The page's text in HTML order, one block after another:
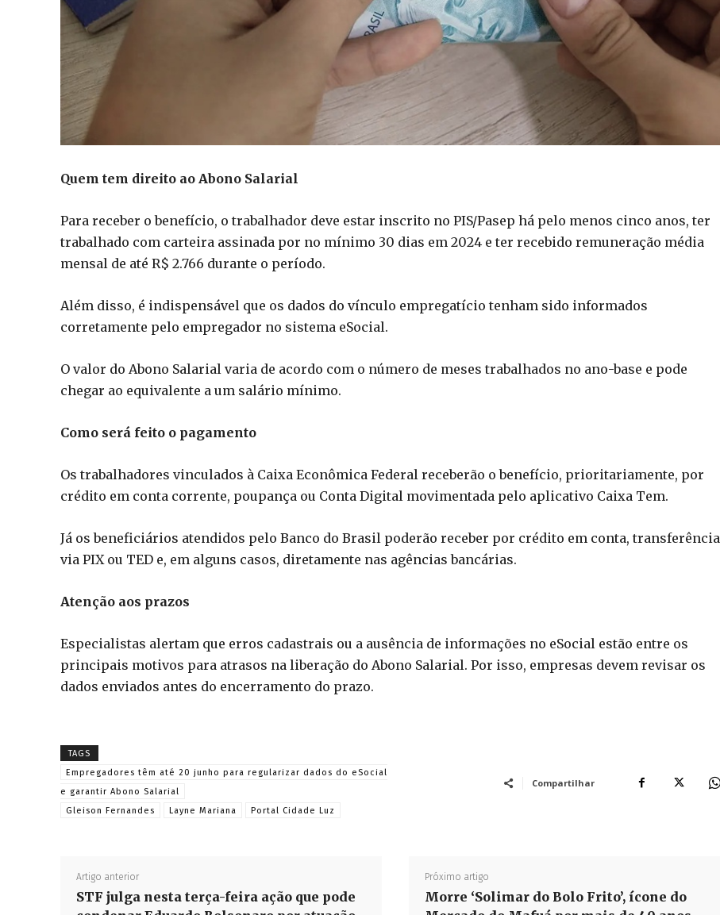
Quem tem direito ao Abono Salarial
Para receber o benefício, o trabalhador deve estar inscrito no PIS/Pasep há pelo menos cinco anos, ter
trabalhado com carteira assinada por no mínimo 30 dias em 2024 e ter recebido remuneração média
mensal de até R$ 2.766 durante o período.
Além disso, é indispensável que os dados do vínculo empregatício tenham sido informados
corretamente pelo empregador no sistema eSocial.
O valor do Abono Salarial varia de acordo com o número de meses trabalhados no ano-base e pode
chegar ao equivalente a um salário mínimo.
Como será feito o pagamento
Os trabalhadores vinculados à Caixa Econômica Federal receberão o benefício, prioritariamente, por
crédito em conta corrente, poupança ou Conta Digital movimentada pelo aplicativo Caixa Tem.
Já os beneficiários atendidos pelo Banco do Brasil poderão receber por crédito em conta, transferência
via PIX ou TED e, em alguns casos, diretamente nas agências bancárias.
Atenção aos prazos
Especialistas alertam que erros cadastrais ou a ausência de informações no eSocial estão entre os
principais motivos para atrasos na liberação do Abono Salarial. Por isso, empresas devem revisar os
dados enviados antes do encerramento do prazo.
TAGS
Empregadores têm até 20 junho para regularizar dados do eSocial
e garantir Abono Salarial
Gleison Fernandes
Layne Mariana Portal Cidade Luz
Compartilhar
Artigo anterior
STF julga nesta terça-feira ação que pode
Próximo artigo
Morre ‘Solimar do Bolo Frito’, ícone do